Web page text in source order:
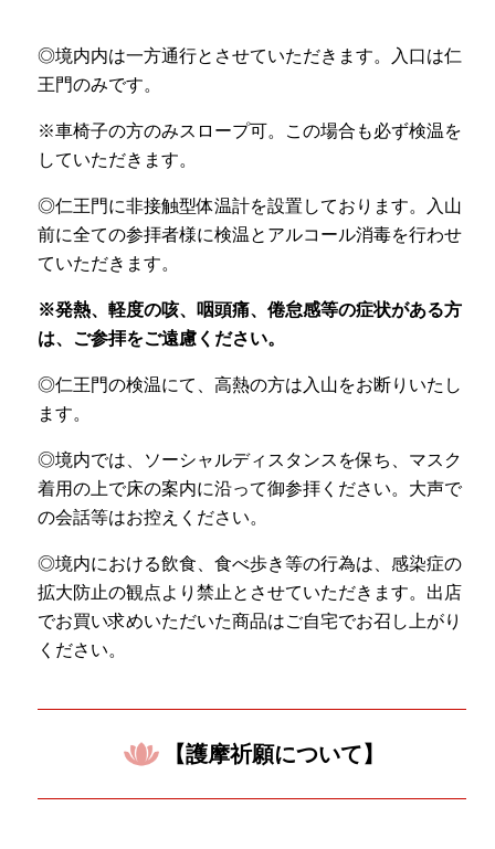
◎境内内は一方通行とさせていただきます。入口は仁
王門のみです。
※車椅子の方のみスロープ可。この場合も必ず検温を
していただきます。
◎仁王門に非接触型体温計を設置しております。入山
前に全ての参拝者様に検温とアルコール消毒を行わせ
ていただきます。
※発熱、軽度の咳、咽頭痛、倦怠感等の症状がある方
は、ご参拝をご遠慮ください。
◎仁王門の検温にて、高熱の方は入山をお断りいたし
ます。
◎境内では、ソーシャルディスタンスを保ち、マスク
着用の上で床の案内に沿って御参拝ください。大声で
の会話等はお控えください。
◎境内における飲食、食べ歩き等の行為は、感染症の
拡大防止の観点より禁止とさせていただきます。出店
でお買い求めいただいた商品はご自宅でお召し上がり
ください。
【護摩祈願について】